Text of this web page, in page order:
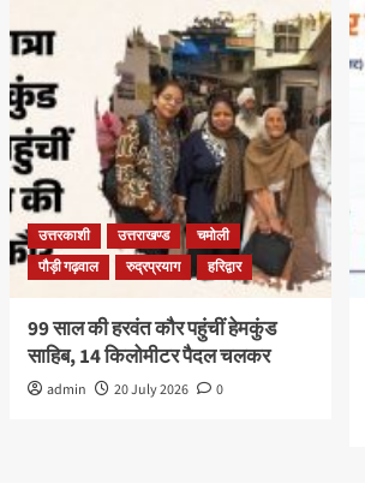
उत्तरकाशी उत्तराखण्ड
चमोली
पौड़ी गढ़वाल
रुद्रप्रयाग हरिद्वार
99 साल की हरवंत कौर पहुंचीं हेमकुंड
साहिब, 14 किलोमीटर पैदल चलकर
admin 20 July 2026 0